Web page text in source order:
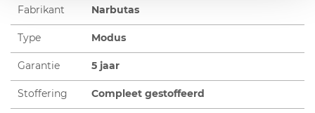
Fabrikant Narbutas
Type Modus
Garantie 5 jaar
Stoffering Compleet gestoffeerd